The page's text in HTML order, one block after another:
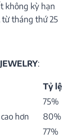
không kỳ hạn
từ tháng thứ 25
:
Tỷ lệ
75%
hơn
80%
77%